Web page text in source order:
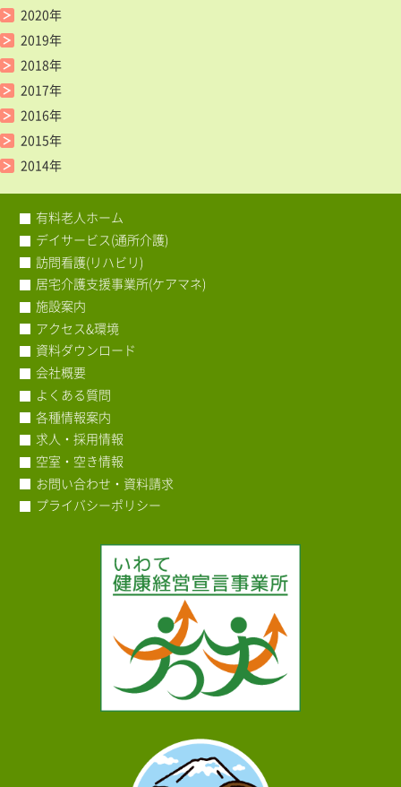
2020年
2019年
2018年
2017年
2016年
2015年
2014年
有料老人ホーム
デイサービス(通所介護)
訪問看護(リハビリ)
居宅介護支援事業所(ケアマネ)
施設案内
アクセス&環境
資料ダウンロード
会社概要
よくある質問
各種情報案内
求人・採用情報
空室・空き情報
お問い合わせ・資料請求
プライバシーポリシー